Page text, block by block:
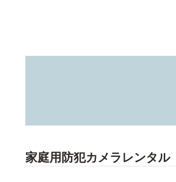
家庭用防犯カメラレンタル